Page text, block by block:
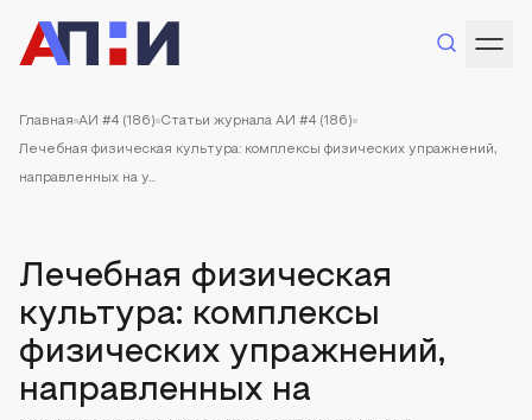
Главная АИ #4 (186) Статьи журнала АИ #4 (186)
Лечебная физическая культура: комплексы физических упражнений,
направленных на у...
Лечебная физическая
культура: комплексы
физических упражнений,
направленных на